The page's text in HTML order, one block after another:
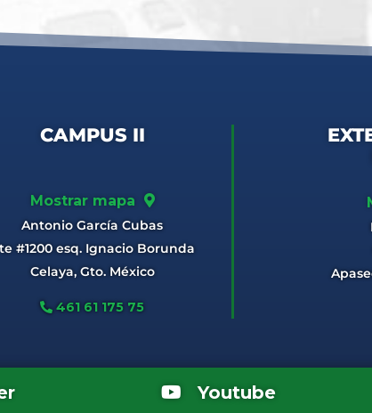
CAMPUS II
Mostrar mapa
Antonio García Cubas
#1200 esq. Ignacio Borunda
Celaya, Gto. México
461 61 175 75
Youtube